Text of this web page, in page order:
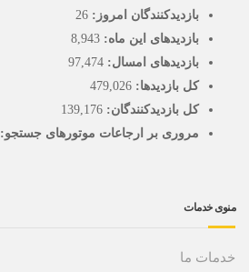
بازدیدکنندگان امروز: 26
بازدیدهای این ماه: 8,943
بازدیدهای امسال: 97,474
کل بازدیدها: 479,026
کل بازدیدکنند‌گان: 139,176
مروری بر ارجاعات موتورهای جستجو:
منوی خدمات
خدمات ما